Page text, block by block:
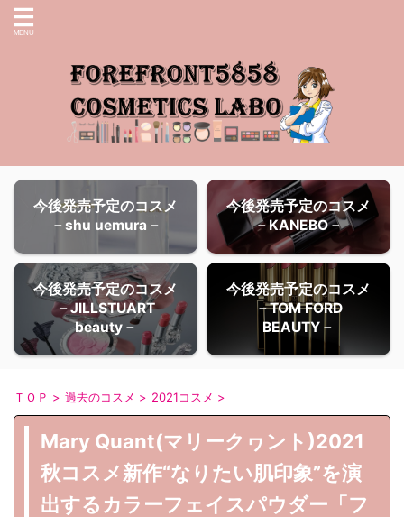
今後発売予定のコスメ
－shu uemura－
今後発売予定のコスメ
－KANEBO－
今後発売予定のコスメ
－JILLSTUART
beauty－
今後発売予定のコスメ
－TOM FORD
BEAUTY－
ＴＯＰ > 過去のコスメ > 2021コスメ >
Mary Quant(マリークヮント)2021
秋コスメ新作“なりたい肌印象”を演
出するカラーフェイスパウダー「フ